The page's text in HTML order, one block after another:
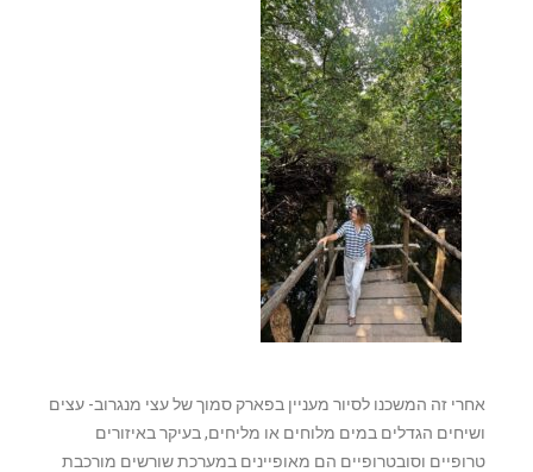
אחרי זה המשכנו לסיור מעניין בפארק סמוך של עצי מנגרוב- עצים
ושיחים הגדלים במים מלוחים או מליחים, בעיקר באיזורים
טרופיים וסובטרופיים הם מאופיינים במערכת שורשים מורכבת